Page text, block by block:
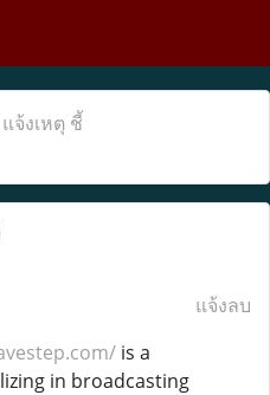
จ้งเหตุ ชี้
แจ้งลบ
is a
in broadcasting